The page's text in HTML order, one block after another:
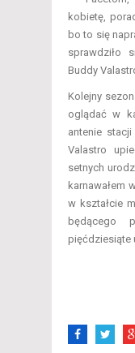
kobietę,
bo to się
sprawdziło
Buddy
Kolejny
oglądać w
antenie
Valastro
setnych
karnawałem
w kształcie
pięćdziesiąte